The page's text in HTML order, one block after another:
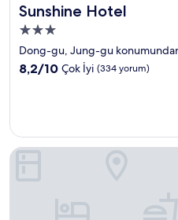
Sunshine Hotel
Sunshine Hotel
3.0
yıldızlı
konaklama
Dong-gu, Jung-gu
10
(334
yorum)
8,2/10 Çok İyi (334 yorum)
Anook Hotel Jungangro